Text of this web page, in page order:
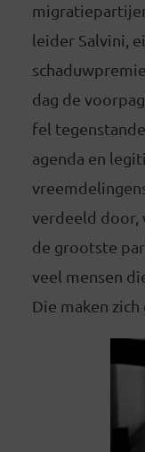
leider Salvini,
dag de
fel
agenda en
verdeeld door,
de grootste
veel mensen
Die maken zich